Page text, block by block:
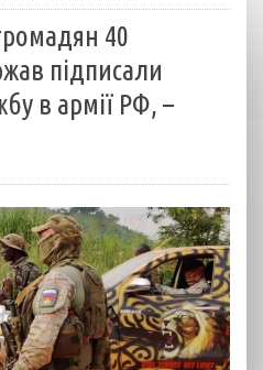
40
підписали
в армії РФ, –